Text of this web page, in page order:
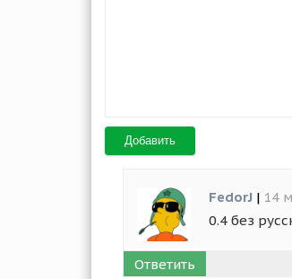
Добавить
FedorJ | 14
0.4 без
Ответить